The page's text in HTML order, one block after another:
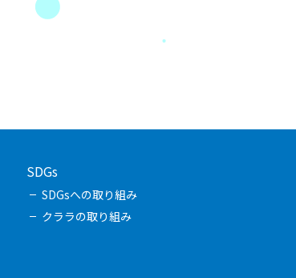
SDGs
SDGsへの取り組み
クララの取り組み